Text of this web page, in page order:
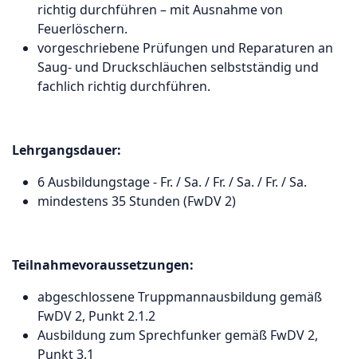
richtig durchführen – mit Ausnahme von
Feuerlöschern.
vorgeschriebene Prüfungen und Reparaturen an
Saug- und Druckschläuchen selbstständig und
fachlich richtig durchführen.
Lehrgangsdauer:
6 Ausbildungstage - Fr. / Sa. / Fr. / Sa. / Fr. / Sa.
mindestens 35 Stunden (FwDV 2)
Teilnahmevoraussetzungen:
abgeschlossene Truppmannausbildung gemäß
FwDV 2, Punkt 2.1.2
Ausbildung zum Sprechfunker gemäß FwDV 2,
Punkt 3.1